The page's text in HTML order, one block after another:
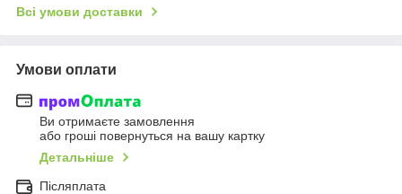
Всі умови доставки
Умови оплати
Ви отримаєте замовлення
або гроші повернуться на вашу картку
Детальніше
Післяплата